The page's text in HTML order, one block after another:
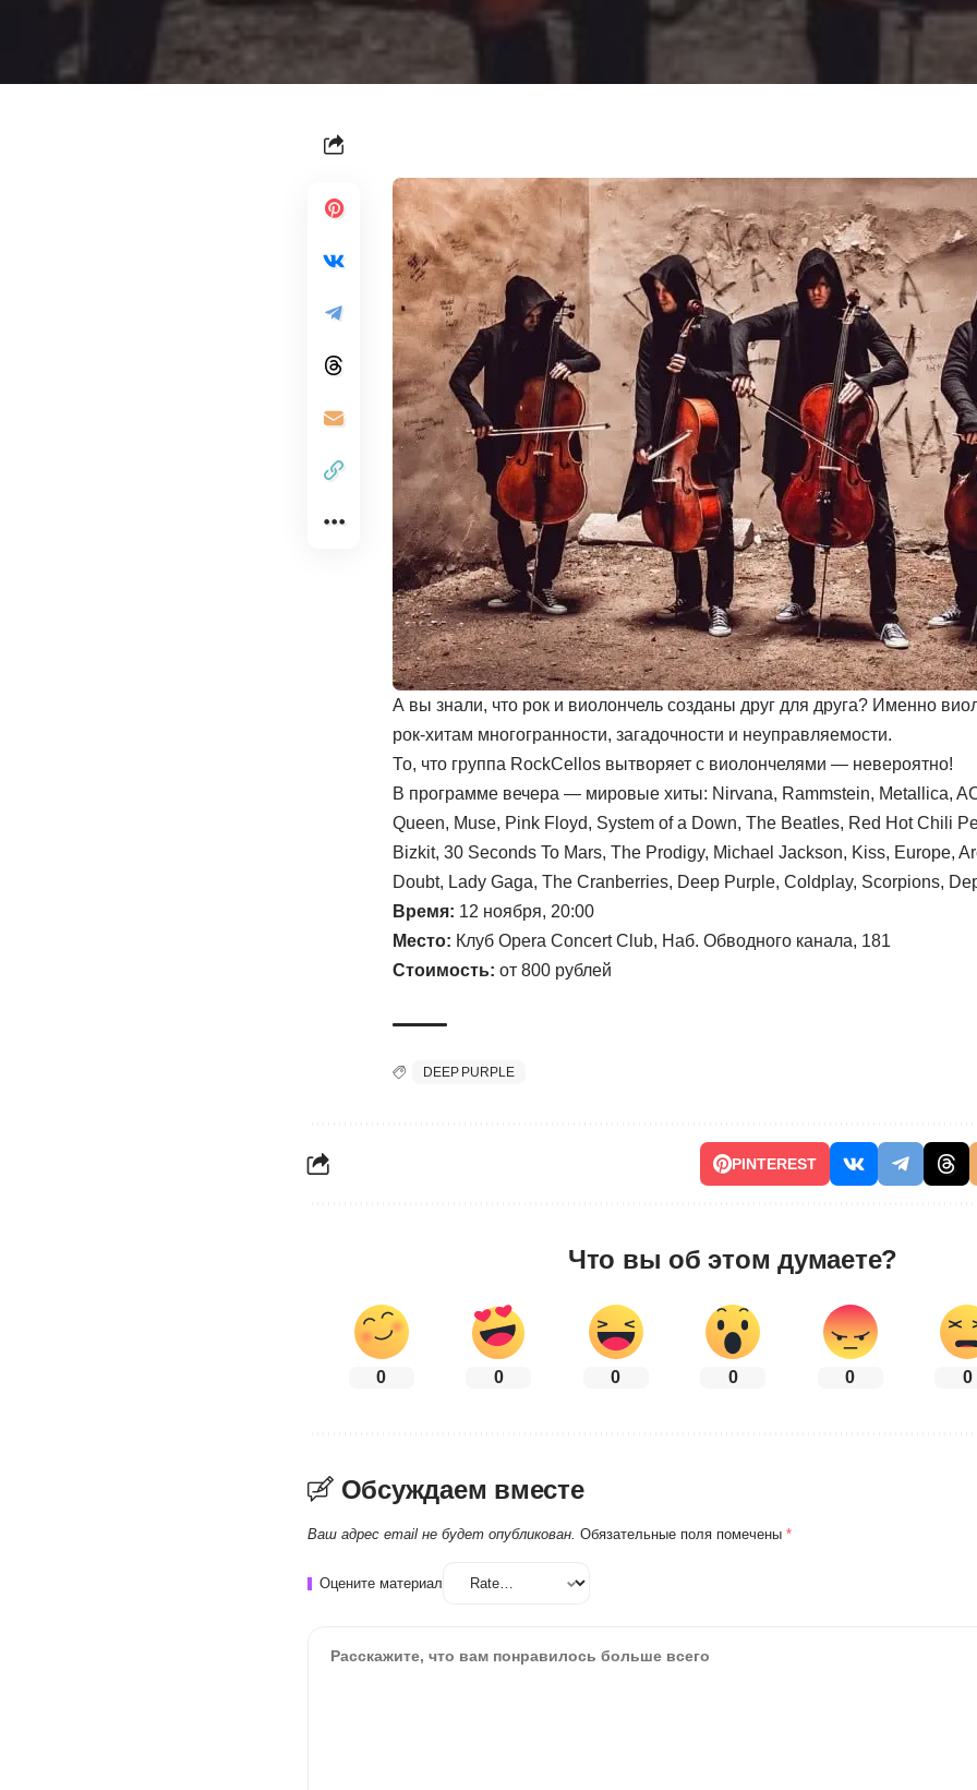
А вы знали, что рок и виолончель созданы друг для друга? Именно
рок-хитам многогранности, загадочности и неуправляемости.
То, что группа RockCellos вытворяет с виолончелями — невероятно!
В программе вечера — мировые хиты: Nirvana, Rammstein, Metallica,
Queen, Muse, Pink Floyd, System of a Down, The Beatles, Red Hot Chili
Bizkit, 30 Seconds To Mars, The Prodigy, Michael Jackson, Kiss, Europe,
Doubt, Lady Gaga, The Cranberries, Deep Purple, Coldplay, Scorpions,
Время: 12 ноября, 20:00
Место: Клуб Opera Concert Club, Наб. Обводного канала, 181
Стоимость: от 800 рублей
DEEP PURPLE
PINTEREST
Что вы об этом думаете?
0 0 0 0 0 0
Обсуждаем вместе
Ваш адрес email не будет опубликован. Обязательные поля помечены *
Оцените материал